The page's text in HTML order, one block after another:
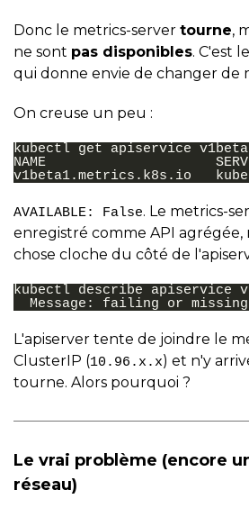
Donc le metrics-server tourne,
ne sont pas disponibles. C'est
qui donne envie de changer de
On creuse un peu :
kubectl get apiservice
NAME
v1beta1.metrics.k8s.io
AVAILABLE: False. Le metrics-
enregistré comme API agrégée,
chose cloche du côté de
kubectl describe apiservice
Message:
failing or missing
L'apiserver tente de joindre le
ClusterIP (10.96.x.x) et n'y
tourne. Alors pourquoi ?
Le vrai problème (encore
réseau)